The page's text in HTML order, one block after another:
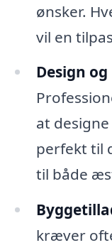
ønsker.
vil en
Design
at
perfekt til
til både
kræver